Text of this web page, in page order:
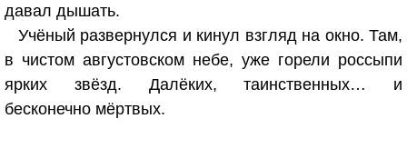
давал дышать.
Учёный развернулся и кинул взгляд на окно. Там,
в чистом августовском небе, уже горели россыпи
ярких звёзд. Далёких, таинственных… и
бесконечно мёртвых.